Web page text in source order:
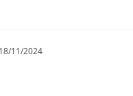
11/2024